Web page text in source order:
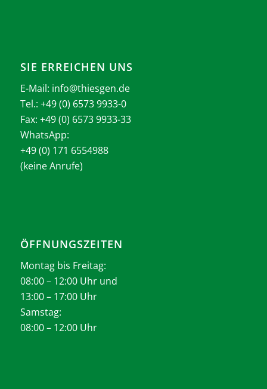
SIE ERREICHEN UNS
E-Mail: info@thiesgen.de
Tel.: +49 (0) 6573 9933-0
Fax: +49 (0) 6573 9933-33
WhatsApp:
+49 (0) 171 6554988
(keine Anrufe)
ÖFFNUNGSZEITEN
Montag bis Freitag:
08:00 – 12:00 Uhr und
13:00 – 17:00 Uhr
Samstag:
08:00 – 12:00 Uhr